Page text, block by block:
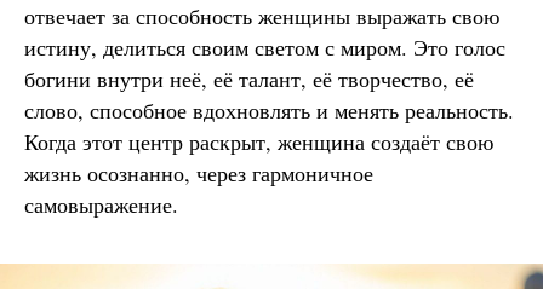
отвечает за способность женщины выражать свою
истину, делиться своим светом с миром. Это голос
богини внутри неё, её талант, её творчество, её
слово, способное вдохновлять и менять реальность.
Когда этот центр раскрыт, женщина создаёт свою
жизнь осознанно, через гармоничное
самовыражение.